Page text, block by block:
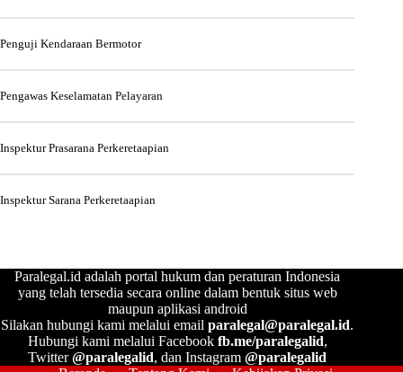
Penguji Kendaraan Bermotor
Pengawas Keselamatan Pelayaran
Inspektur Prasarana Perkeretaapian
Inspektur Sarana Perkeretaapian
Paralegal.id adalah portal hukum dan peraturan Indonesia
yang telah tersedia secara online dalam bentuk situs web
maupun aplikasi android
Silakan hubungi kami melalui emailparalegal@paralegal.id.
Hubungi kami melalui Facebook fb.me/paralegalid,
Twitter@paralegalid, dan Instagram@paralegalid